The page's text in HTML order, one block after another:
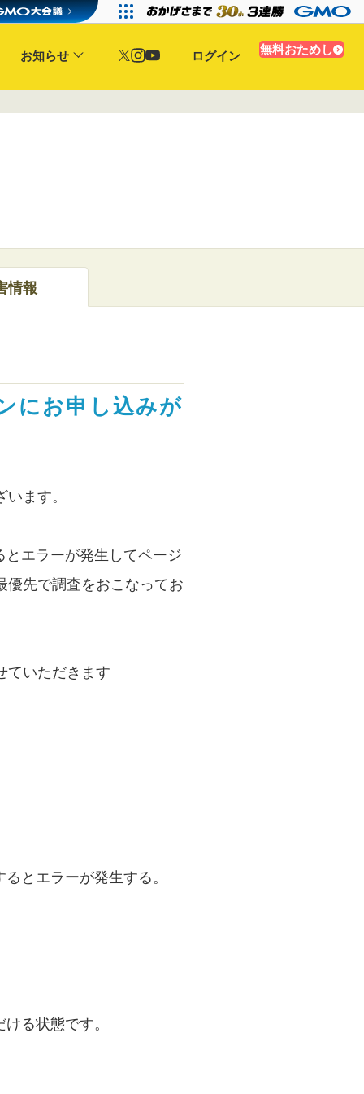
お知らせ ログイン 無料おためし
情報
にお申し込みが
ます。
エラーが発生してページ
優先で調査をおこなってお
ていただきます
とエラーが発生する。
る状態です。